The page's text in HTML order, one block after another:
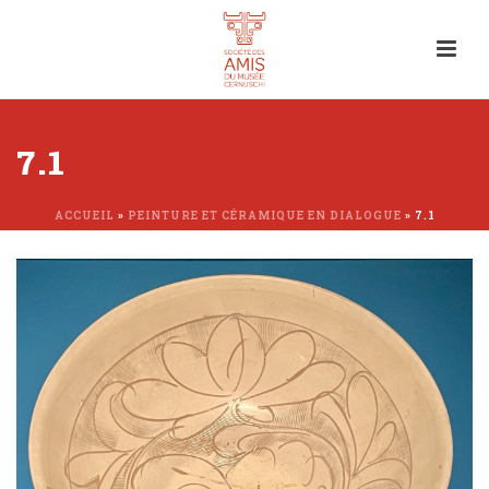
7.1
ACCUEIL » PEINTURE ET CÉRAMIQUE EN DIALOGUE » 7.1